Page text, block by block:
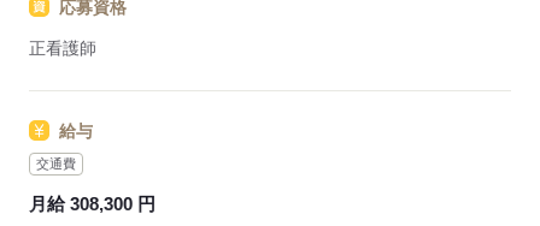
★おすすめポイント★
◎病棟、外来の兼務
とができます
のある方も安心です
◎24時間対応の託児所あり
◎日勤のみ
応募資格
正看護師
給与
交通費
月給 308,300 円